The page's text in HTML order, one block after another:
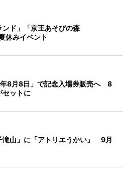
ンド」「京王あそびの森
休みイベント
8月8日」で記念入場券販売へ 8
セットに
滝山」に「アトリエうかい」 9月